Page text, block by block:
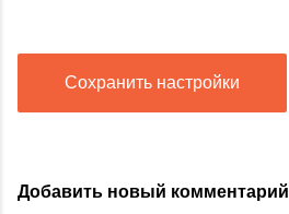
Сохранить настройки
Добавить новый комментарий